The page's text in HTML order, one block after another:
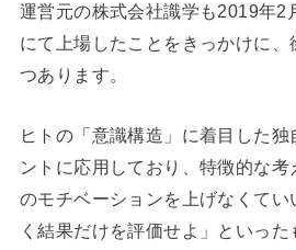
運営元の株式会社識学も2019年2
にて上場したことをきっかけに
つあります。
ヒトの「意識構造」に着目した
ントに応用しており、特徴的な
のモチベーションを上げなくて
く結果だけを評価せよ」といった